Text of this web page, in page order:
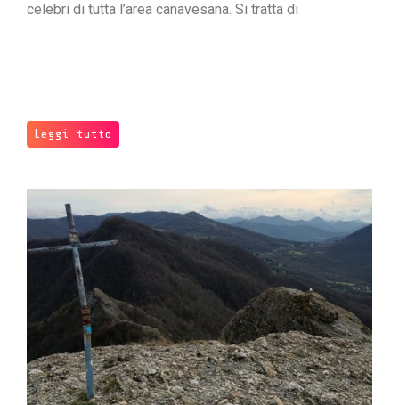
celebri di tutta l’area canavesana. Si tratta di
Leggi tutto